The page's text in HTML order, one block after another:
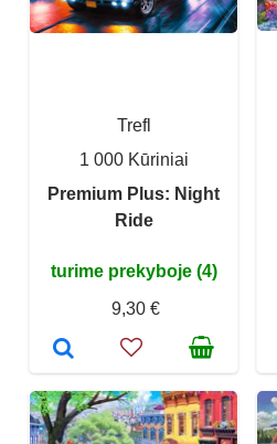
Trefl
1 000 Kūriniai
Premium Plus: Night
Ride
turime prekyboje (4)
9,30 €